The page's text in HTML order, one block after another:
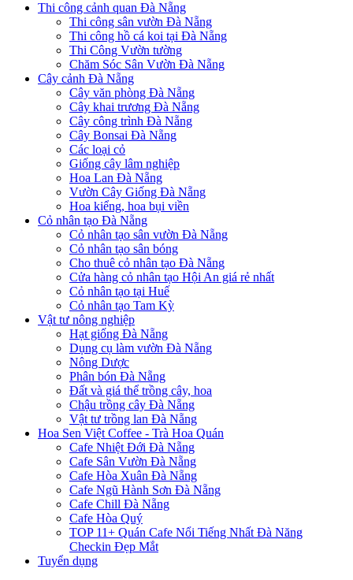
Thi công cảnh quan Đà Nẵng
Thi công sân vườn Đà Nẵng
Thi công hồ cá koi tại Đà Nẵng
Thi Công Vườn tường
Chăm Sóc Sân Vườn Đà Nẵng
Cây cảnh Đà Nẵng
Cây văn phòng Đà Nẵng
Cây khai trương Đà Nẵng
Cây công trình Đà Nẵng
Cây Bonsai Đà Nẵng
Các loại cỏ
Giống cây lâm nghiệp
Hoa Lan Đà Nẵng
Vườn Cây Giống Đà Nẵng
Hoa kiểng, hoa bụi viền
Cỏ nhân tạo Đà Nẵng
Cỏ nhân tạo sân vườn Đà Nẵng
Cỏ nhân tạo sân bóng
Cho thuê cỏ nhân tạo Đà Nẵng
Cửa hàng cỏ nhân tạo Hội An giá rẻ nhất
Cỏ nhân tạo tại Huế
Cỏ nhân tạo Tam Kỳ
Vật tư nông nghiệp
Hạt giống Đà Nẵng
Dụng cụ làm vườn Đà Nẵng
Nông Dược
Phân bón Đà Nẵng
Đất và giá thể trồng cây, hoa
Chậu trồng cây Đà Nẵng
Vật tư trồng lan Đà Nẵng
Hoa Sen Việt Coffee - Trà Hoa Quán
Cafe Nhiệt Đới Đà Nẵng
Cafe Sân Vườn Đà Nẵng
Cafe Hòa Xuân Đà Nẵng
Cafe Ngũ Hành Sơn Đà Nẵng
Cafe Chill Đà Nẵng
Cafe Hòa Quý
TOP 11+ Quán Cafe Nổi Tiếng Nhất Đà Năng
Checkin Đẹp Mắt
Tuyển dụng